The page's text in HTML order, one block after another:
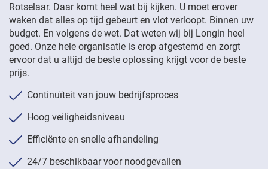
Rotselaar. Daar komt heel wat bij kijken. U moet erover
waken dat alles op tijd gebeurt en vlot verloopt. Binnen uw
budget. En volgens de wet. Dat weten wij bij Longin heel
goed. Onze hele organisatie is erop afgestemd en zorgt
ervoor dat u altijd de beste oplossing krijgt voor de beste
prijs.
Continuïteit van jouw bedrijfsproces
Hoog veiligheidsniveau
Efficiënte en snelle afhandeling
24/7 beschikbaar voor noodgevallen